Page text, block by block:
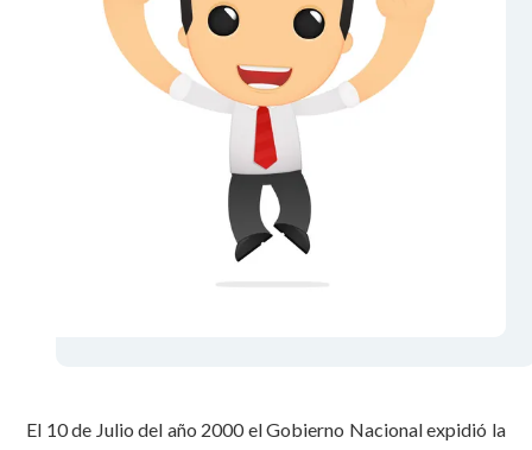
El 10 de Julio del año 2000 el Gobierno Nacional expidió la